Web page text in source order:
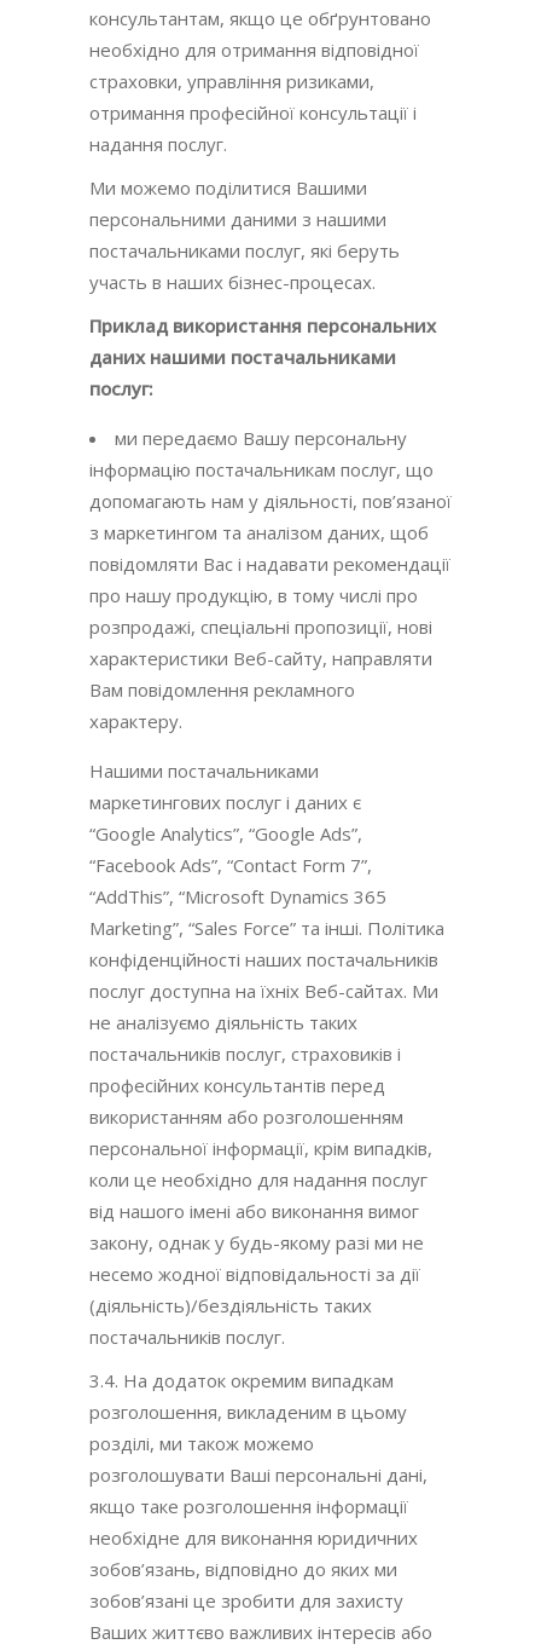
консультантам, якщо це обґрунтовано
необхідно для отримання відповідної
страховки, управління ризиками,
отримання професійної консультації і
надання послуг.
Ми можемо поділитися Вашими
персональними даними з нашими
постачальниками послуг, які беруть
участь в наших бізнес-процесах.
Приклад використання персональних
даних нашими постачальниками
послуг:
ми передаємо Вашу персональну
інформацію постачальникам послуг, що
допомагають нам у діяльності, пов’язаної
з маркетингом та аналізом даних, щоб
повідомляти Вас і надавати рекомендації
про нашу продукцію, в тому числі про
розпродажі, спеціальні пропозиції, нові
характеристики Веб-сайту, направляти
Вам повідомлення рекламного
характеру.
Нашими постачальниками
маркетингових послуг і даних є
“Google Analytics”, “Google Ads”,
“Facebook Ads”, “Contact Form 7”,
“AddThis”, “Microsoft Dynamics 365
Marketing”, “Sales Force” та інші. Політика
конфіденційності наших постачальників
послуг доступна на їхніх Веб-сайтах. Ми
не аналізуємо діяльність таких
постачальників послуг, страховиків і
професійних консультантів перед
використанням або розголошенням
персональної інформації, крім випадків,
коли це необхідно для надання послуг
від нашого імені або виконання вимог
закону, однак у будь-якому разі ми не
несемо жодної відповідальності за дії
(діяльність)/бездіяльність таких
постачальників послуг.
3.4. На додаток окремим випадкам
розголошення, викладеним в цьому
розділі, ми також можемо
розголошувати Ваші персональні дані,
якщо таке розголошення інформації
необхідне для виконання юридичних
зобов’язань, відповідно до яких ми
зобов’язані це зробити для захисту
Ваших життєво важливих інтересів або